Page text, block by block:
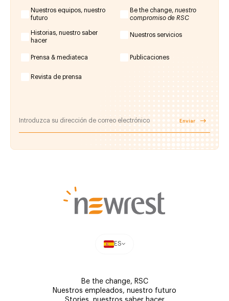
Nuestros equipos, nuestro
futuro
Be the change, nuestro
compromiso de RSC
Historias, nuestro saber
hacer
Nuestros servicios
Prensa & mediateca Publicaciones
Revista de prensa
Enviar
ES
Be the change, RSC
Nuestros empleados, nuestro futuro